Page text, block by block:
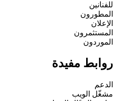
للفنانين
المطورون
الإعلان
المستثمرون
الموردون
روابط مفيدة
الدعم
مشغّل الويب